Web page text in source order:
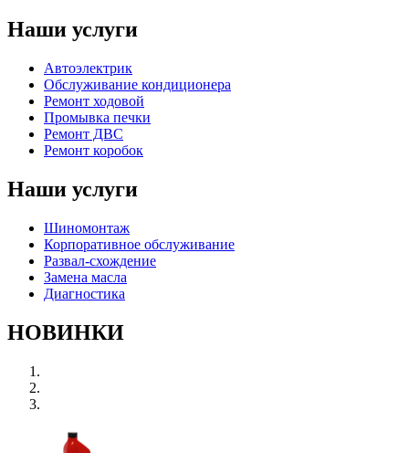
Наши услуги
Автоэлектрик
Обслуживание кондиционера
Ремонт ходовой
Промывка печки
Ремонт ДВС
Ремонт коробок
Наши услуги
Шиномонтаж
Корпоративное обслуживание
Развал-схождение
Замена масла
Диагностика
НОВИНКИ